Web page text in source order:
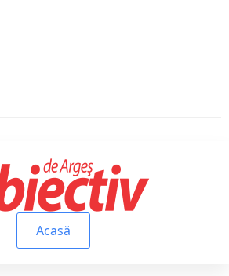
Acasă